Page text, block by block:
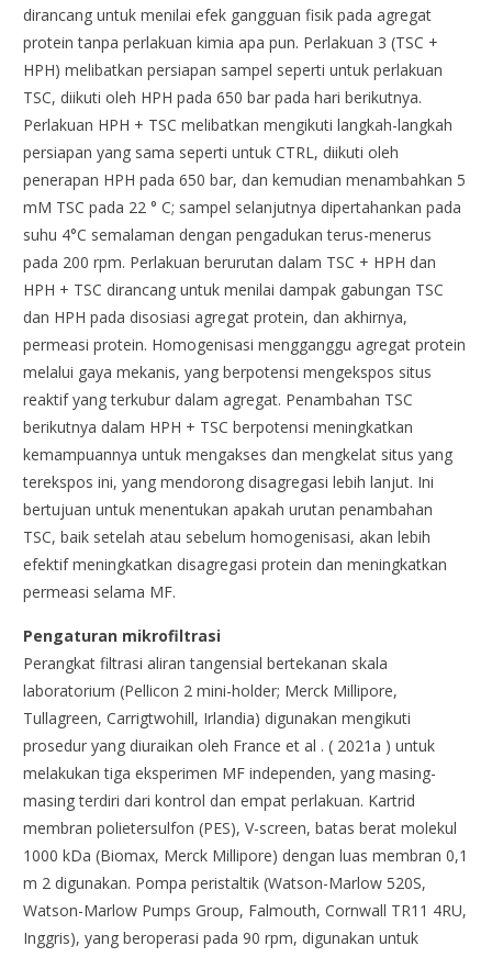
dirancang untuk menilai efek gangguan fisik pada agregat
protein tanpa perlakuan kimia apa pun. Perlakuan 3 (TSC +
HPH) melibatkan persiapan sampel seperti untuk perlakuan
TSC, diikuti oleh HPH pada 650 bar pada hari berikutnya.
Perlakuan HPH + TSC melibatkan mengikuti langkah-langkah
persiapan yang sama seperti untuk CTRL, diikuti oleh
penerapan HPH pada 650 bar, dan kemudian menambahkan 5
mM TSC pada 22 ° C; sampel selanjutnya dipertahankan pada
suhu 4°C semalaman dengan pengadukan terus-menerus
pada 200 rpm. Perlakuan berurutan dalam TSC + HPH dan
HPH + TSC dirancang untuk menilai dampak gabungan TSC
dan HPH pada disosiasi agregat protein, dan akhirnya,
permeasi protein. Homogenisasi mengganggu agregat protein
melalui gaya mekanis, yang berpotensi mengekspos situs
reaktif yang terkubur dalam agregat. Penambahan TSC
berikutnya dalam HPH + TSC berpotensi meningkatkan
kemampuannya untuk mengakses dan mengkelat situs yang
terekspos ini, yang mendorong disagregasi lebih lanjut. Ini
bertujuan untuk menentukan apakah urutan penambahan
TSC, baik setelah atau sebelum homogenisasi, akan lebih
efektif meningkatkan disagregasi protein dan meningkatkan
permeasi selama MF.
Pengaturan mikrofiltrasi
Perangkat filtrasi aliran tangensial bertekanan skala
laboratorium (Pellicon 2 mini-holder; Merck Millipore,
Tullagreen, Carrigtwohill, Irlandia) digunakan mengikuti
prosedur yang diuraikan oleh France et al . ( 2021a ) untuk
melakukan tiga eksperimen MF independen, yang masing-
masing terdiri dari kontrol dan empat perlakuan. Kartrid
membran polietersulfon (PES), V-screen, batas berat molekul
1000 kDa (Biomax, Merck Millipore) dengan luas membran 0,1
m 2 digunakan. Pompa peristaltik (Watson-Marlow 520S,
Watson-Marlow Pumps Group, Falmouth, Cornwall TR11 4RU,
Inggris), yang beroperasi pada 90 rpm, digunakan untuk